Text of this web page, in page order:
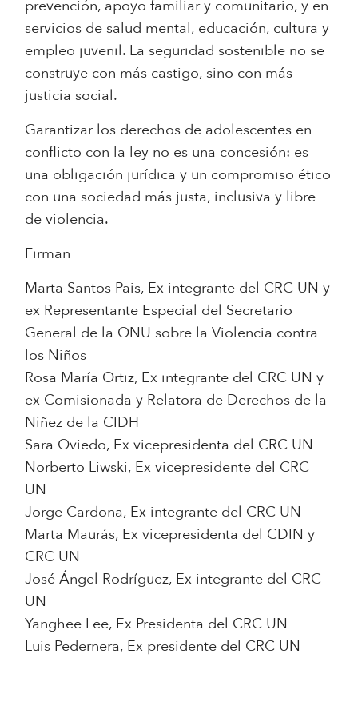
prevención, apoyo familiar y comunitario, y en
servicios de salud mental, educación, cultura y
empleo juvenil. La seguridad sostenible no se
construye con más castigo, sino con más
justicia social.
Garantizar los derechos de adolescentes en
conflicto con la ley no es una concesión: es
una obligación jurídica y un compromiso ético
con una sociedad más justa, inclusiva y libre
de violencia.
Firman
Marta Santos Pais, Ex integrante del CRC UN y
ex Representante Especial del Secretario
General de la ONU sobre la Violencia contra
los Niños
Rosa María Ortiz, Ex integrante del CRC UN y
ex Comisionada y Relatora de Derechos de la
Niñez de la CIDH
Sara Oviedo, Ex vicepresidenta del CRC UN
Norberto Liwski, Ex vicepresidente del CRC
UN
Jorge Cardona, Ex integrante del CRC UN
Marta Maurás, Ex vicepresidenta del CDIN y
CRC UN
José Ángel Rodríguez, Ex integrante del CRC
UN
Yanghee Lee, Ex Presidenta del CRC UN
Luis Pedernera, Ex presidente del CRC UN